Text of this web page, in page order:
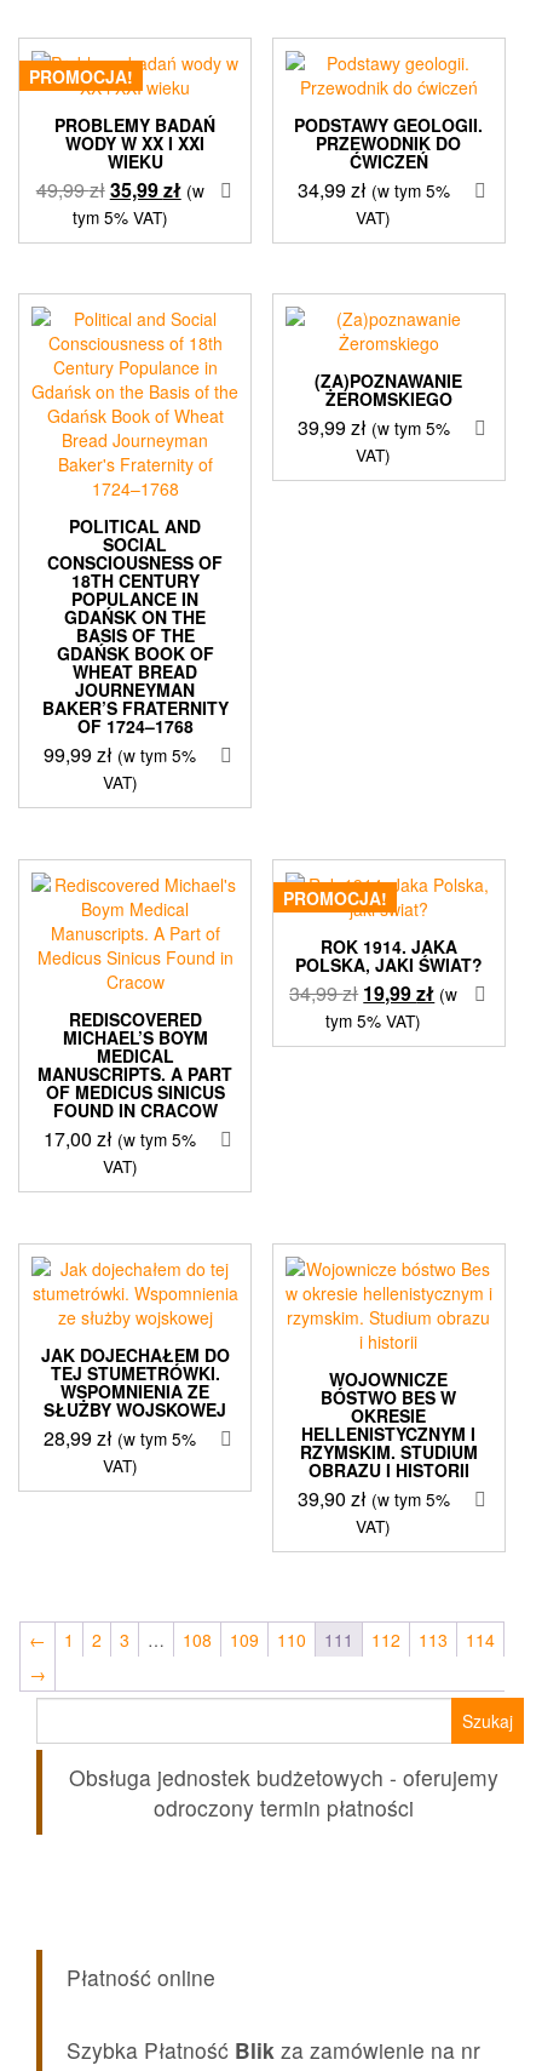
PROMOCJA!
PROBLEMY BADAŃ
WODY W XX I XXI
WIEKU
49,99złPierwotna
cena
wynosiła:
35,99złAktualna
wynosi:
(w
tym 5% VAT)
PODSTAWY GEOLOGII.
PRZEWODNIK DO
ĆWICZEŃ
34,99zł (w tym 5%
VAT)
POLITICAL AND
SOCIAL
CONSCIOUSNESS OF
18TH CENTURY
POPULANCE IN
GDAŃSK ON THE
BASIS OF THE
GDAŃSK BOOK OF
WHEAT BREAD
JOURNEYMAN
BAKER’S FRATERNITY
OF 1724–1768
99,99zł (w tym 5%
VAT)
(ZA)POZNAWANIE
ŻEROMSKIEGO
39,99zł (w tym 5%
VAT)
REDISCOVERED
MICHAEL’S BOYM
MEDICAL
MANUSCRIPTS. A PART
OF MEDICUS SINICUS
FOUND IN CRACOW
17,00zł (w tym 5%
VAT)
PROMOCJA!
ROK 1914. JAKA
POLSKA, JAKI ŚWIAT?
34,99zł Pierwotna
cena
wynosiła:
19,99złAktualna
wynosi:
(w
tym 5% VAT)
JAK DOJECHAŁEM DO
TEJ STUMETRÓWKI.
WSPOMNIENIA ZE
SŁUŻBY WOJSKOWEJ
28,99zł (w tym 5%
VAT)
WOJOWNICZE
BÓSTWO BES W
OKRESIE
HELLENISTYCZNYM I
RZYMSKIM. STUDIUM
OBRAZU I HISTORII
39,90 zł (w tym 5%
VAT)
← 1 2 3 … 108 109 110 111 112 113
114
→
Obsługa jednostek budżetowych - oferujemy
odroczony termin płatności
Płatność online
Szybka Płatność Blik za zamówienie na nr